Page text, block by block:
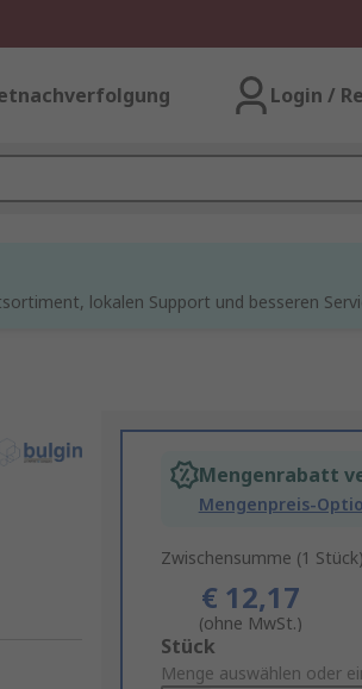
Login /
lokalen Support und besseren
Mengenrabatt
Mengenpreis-
Zwischensumme (1
€ 12,17
(ohne MwSt.)
Add
to
Stück
Menge auswählen oder